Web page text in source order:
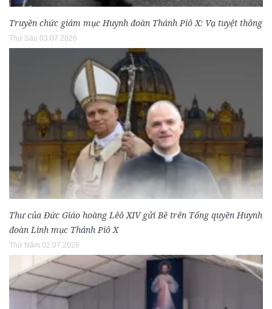
Truyền chức giám mục Huynh đoàn Thánh Piô X: Vạ tuyệt thông
Thứ Sáu 03.07.2026
Thư của Đức Giáo hoàng Lêô XIV gửi Bề trên Tổng quyền Huynh
đoàn Linh mục Thánh Piô X
Thứ Năm 02.07.2026